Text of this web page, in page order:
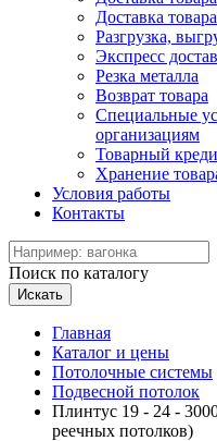
Доставка
Разгрузка,
Экспресс
Резка металла
Возврат товара
Специальные
организациям
Товарный
Хранение
Условия работы
Контакты
Поиск по каталогу
Искать
Главная
Каталог и цены
Потолочные системы
Подвесной потолок
Плинтус 19 - 24 -
реечных потолков)